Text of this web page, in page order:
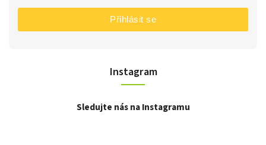
Instagram
Sledujte nás na Instagramu
Přihlásit se